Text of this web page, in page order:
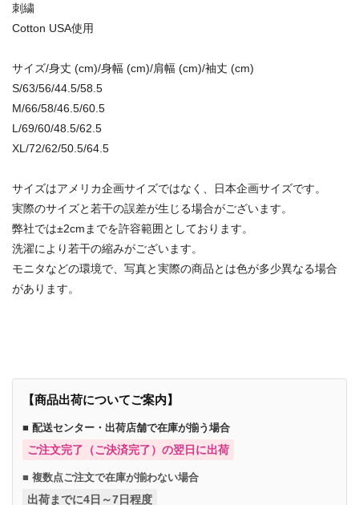
刺繍
Cotton USA使用
サイズ/身丈 (cm)/身幅 (cm)/肩幅 (cm)/袖丈 (cm)
S/63/56/44.5/58.5
M/66/58/46.5/60.5
L/69/60/48.5/62.5
XL/72/62/50.5/64.5
サイズはアメリカ企画サイズではなく、日本企画サイズです。
実際のサイズと若干の誤差が生じる場合がございます。
弊社では±2cmまでを許容範囲としております。
洗濯により若干の縮みがございます。
モニタなどの環境で、写真と実際の商品とは色が多少異なる場合
があります。
【商品出荷についてご案内】
■ 配送センター・出荷店舗で在庫が揃う場合
ご注文完了（ご決済完了）の翌日に出荷
■ 複数点ご注文で在庫が揃わない場合
出荷までに4日～7日程度